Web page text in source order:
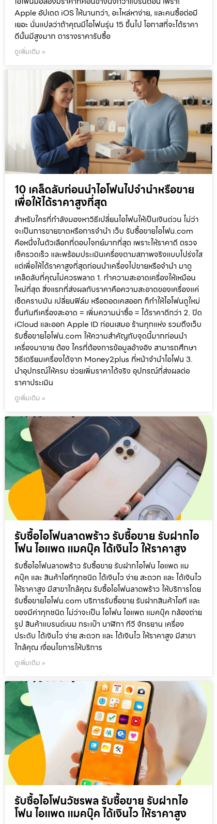
Apple อัปเดต iOS ให้นานกว่า, อะไหล่หาง่าย, และคนซื้อต่อมี
เยอะ นั่นแปลว่าถ้าคุณมีไอโฟนรุ่น 15 ขึ้นไป โอกาสที่จะได้ราคา
ดีนั้นมีสูงมาก ตารางราคารับซื้อ
ดูเพิ่มเติม »
10 เคล็ดลับก่อนนำไอโฟนไปจำนำหรือขาย
เพื่อให้ได้ราคาสูงที่สุด
สำหรับใครที่กำลังมองหาวิธีเปลี่ยนไอโฟนให้เป็นเงินด่วน ไม่ว่า
จะเป็นการขายขาดหรือการจำนำ เว็บ รับซื้อขายไอโฟน.com
คือหนึ่งในตัวเลือกที่ตอบโจทย์มากที่สุด เพราะให้ราคาดี ตรวจ
เช็ครวดเร็ว และพร้อมประเมินเครื่องตามสภาพจริงแบบโปร่งใส
แต่เพื่อให้ได้ราคาสูงที่สุดก่อนนำเครื่องไปขายหรือจำนำ มาดู
เคล็ดลับที่คุณไม่ควรพลาด 1. ทำความสะอาดเครื่องให้เหมือน
ใหม่ที่สุด สิ่งแรกที่ส่งผลกับราคาคือความสะอาดของเครื่องแค่
เช็ดคราบมัน เปลี่ยนฟิล์ม หรือถอดเคสออก ก็ทำให้ไอโฟนดูใหม่
ขึ้นทันทีเครื่องสะอาด = เพิ่มความน่าซื้อ = ได้ราคาดีกว่า 2. ปิด
iCloud และออก Apple ID ก่อนเสมอ ร้านทุกแห่ง รวมถึงเว็บ
รับซื้อขายไอโฟน.com ให้ความสำคัญกับจุดนี้มากก่อนนำ
เครื่องมาขาย ต้อง ใครที่ต้องการข้อมูลอ้างอิง สามารถศึกษา
วิธีเตรียมเครื่องได้จาก Money2plus ที่หน้าจำนำไอโฟน 3.
นำอุปกรณ์ให้ครบ ช่วยเพิ่มราคาได้จริง อุปกรณ์ที่ส่งผลต่อ
ราคาประเมิน
ดูเพิ่มเติม »
รับซื้อไอโฟนลาดพร้าว รับซื้อขาย รับฝากไอ
โฟน ไอแพด แมคบุ๊ค ได้เงินไว ให้ราคาสูง
รับซื้อไอโฟนลาดพร้าว รับซื้อขาย รับฝากไอโฟน ไอแพด แม
คบุ๊ค และ สินค้าไอทีทุกชนิด ได้เงินไว ง่าย สะดวก และ ได้เงินไว
ให้ราคาสูง มีสาขาใกล้คุณ รับซื้อไอโฟนลาดพร้าว ให้บริการโดย
รับซื้อขายไอโฟน.com บริการรับซื้อขาย รับฝากสินค้าไอที และ
ของมีค่าทุกชนิด ไม่ว่าจะเป็น ไอโฟน ไอแพด แมคบุ๊ค กล้องถ่าย
รูป สินค้าแบรนด์เนม กระเป๋า นาฬิกา ทีวี จักรยาน เครื่อง
ประดับ ได้เงินไว ง่าย สะดวก และ ได้เงินไว ให้ราคาสูง มีสาขา
ใกล้คุณ เงื่อนไขการให้บริการ
ดูเพิ่มเติม »
รับซื้อไอโฟนวัชรพล รับซื้อขาย รับฝากไอ
โฟน ไอแพด แมคบุ๊ค ได้เงินไว ให้ราคาสูง